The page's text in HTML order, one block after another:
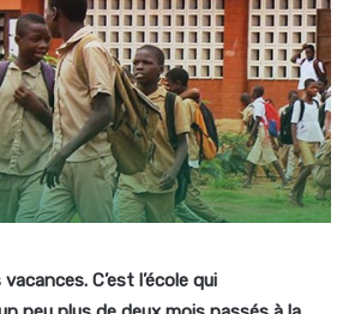
C’est l’école qui